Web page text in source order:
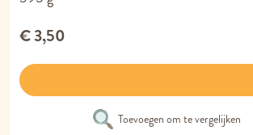
€ 3,50
Toevoegen om te vergelijken